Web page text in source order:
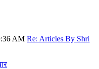
AM Re: Articles By Shri